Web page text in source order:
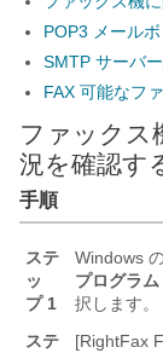
POP3 メール
SMTP サーバ
FAX 可能なフ
ファックス
況を確認す
手順
ステ
ッ
プ 1
Windows
プログラ
択します。
ステ
[RightFax